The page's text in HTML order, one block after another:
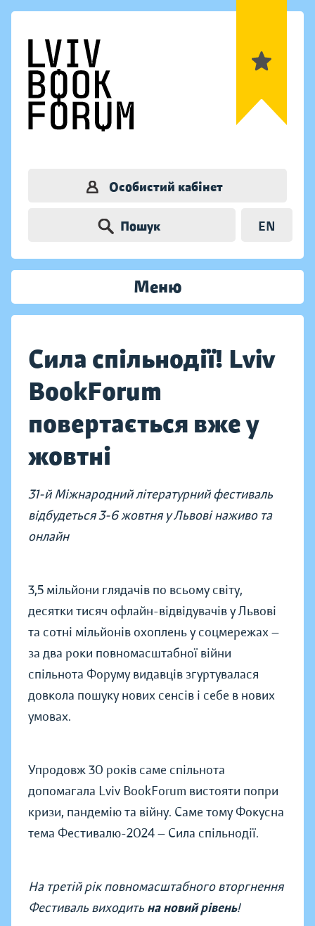
Особистий кабінет
Пошук EN
Меню
Сила спільнодії! Lviv
BookForum
повертається вже у
жовтні
31-й Міжнародний літературний фестиваль
відбудеться 3-6 жовтня у Львові наживо та
онлайн
3,5 мільйони глядачів по всьому світу,
десятки тисяч офлайн-відвідувачів у Львові
та сотні мільйонів охоплень у соцмережах —
за два роки повномасштабної війни
спільнота Форуму видавців згуртувалася
довкола пошуку нових сенсів і себе в нових
умовах.
Упродовж 30 років саме спільнота
допомагала Lviv BookForum вистояти попри
кризи, пандемію та війну. Саме тому Фокусна
тема Фестивалю-2024 — Сила спільнодії.
На третій рік повномасштабного вторгнення
Фестиваль виходить на новий рівень!